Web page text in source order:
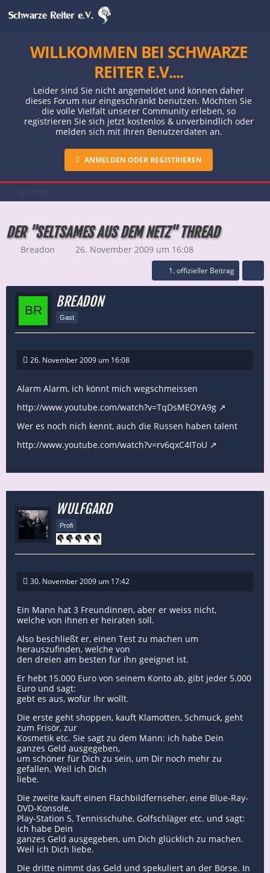
WILLKOMMEN BEI SCHWARZE
REITER E.V....
Leider sind Sie nicht angemeldet und können daher
dieses Forum nur eingeschränkt benutzen. Möchten Sie
die volle Vielfalt unserer Community erleben, so
registrieren Sie sich jetzt kostenlos & unverbindlich oder
melden sich mit Ihren Benutzerdaten an.
ANMELDEN ODER REGISTRIEREN
DER "SELTSAMES AUS DEM NETZ" THREAD
Breadon 26. November 2009 um 16:08
1. offizieller Beitrag
BREADON
Gast
26. November 2009 um 16:08
Alarm Alarm, ich könnt mich wegschmeissen
http://www.youtube.com/watch?v=TqDsMEOYA9g
Wer es noch nich kennt, auch die Russen haben talent
http://www.youtube.com/watch?v=rv6qxC4IToU
WULFGARD
Profi
30. November 2009 um 17:42
Ein Mann hat 3 Freundinnen, aber er weiss nicht,
welche von ihnen er heiraten soll.
Also beschließt er, einen Test zu machen um
herauszufinden, welche von
den dreien am besten für ihn geeignet ist.
Er hebt 15.000 Euro von seinem Konto ab, gibt jeder 5.000
Euro und sagt:
gebt es aus, wofür Ihr wollt.
Die erste geht shoppen, kauft Klamotten, Schmuck, geht
zum Frisör, zur
Kosmetik etc. Sie sagt zu dem Mann: ich habe Dein
ganzes Geld ausgegeben,
um schöner für Dich zu sein, um Dir noch mehr zu
gefallen. Weil ich Dich
liebe.
Die zweite kauft einen Flachbildfernseher, eine Blue-Ray-
DVD-Konsole,
Play-Station 5, Tennisschuhe, Golfschläger etc. und sagt:
ich habe Dein
ganzes Geld ausgegeben, um Dich glücklich zu machen.
Weil ich Dich liebe.
Die dritte nimmt das Geld und spekuliert an der Börse. In